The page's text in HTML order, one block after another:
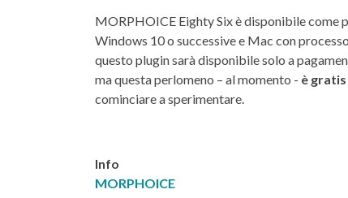
MORPHOICE Eighty Six è disponibile come
Windows 10 o successive e Mac con
questo plugin sarà disponibile solo a
ma questa perlomeno – al momento - è gratis
cominciare a sperimentare.
Info
MORPHOICE